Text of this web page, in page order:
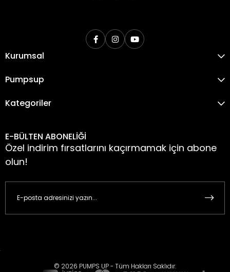
Kurumsal
Pumpsup
Kategoriler
E-BÜLTEN ABONELİĞİ
Özel indirim fırsatlarını kaçırmamak için abone
olun!
© 2026 PUMPS UP - Tüm Hakları Saklıdır.